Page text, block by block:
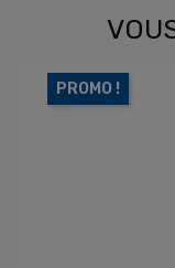
PROMO !